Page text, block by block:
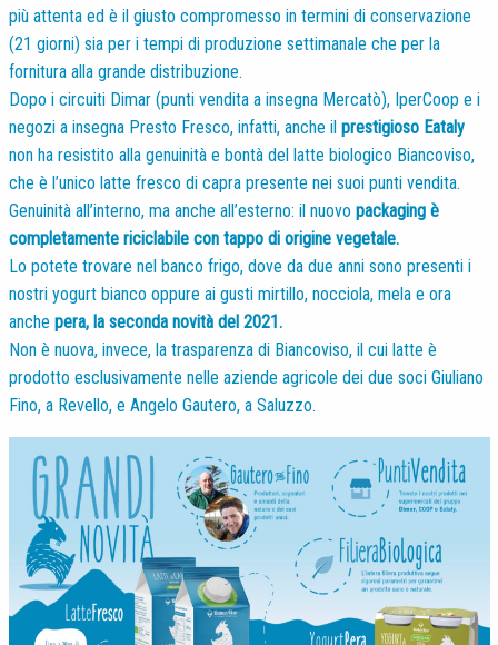
più attenta ed è il giusto compromesso in termini di conservazione
(21 giorni) sia per i tempi di produzione settimanale che per la
fornitura alla grande distribuzione.
Dopo i circuiti Dimar (punti vendita a insegna Mercatò), IperCoop e i
negozi a insegna Presto Fresco, infatti, anche il prestigioso Eataly
non ha resistito alla genuinità e bontà del latte biologico Biancoviso,
che è l’unico latte fresco di capra presente nei suoi punti vendita.
Genuinità all’interno, ma anche all’esterno: il nuovo packaging è
completamente riciclabile con tappo di origine vegetale.
Lo potete trovare nel banco frigo, dove da due anni sono presenti i
nostri yogurt bianco oppure ai gusti mirtillo, nocciola, mela e ora
anche pera, la seconda novità del 2021.
Non è nuova, invece, la trasparenza di Biancoviso, il cui latte è
prodotto esclusivamente nelle aziende agricole dei due soci Giuliano
Fino, a Revello, e Angelo Gautero, a Saluzzo.